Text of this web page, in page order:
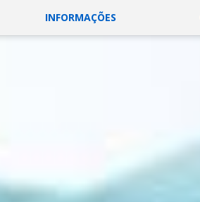
INFORMAÇÕES